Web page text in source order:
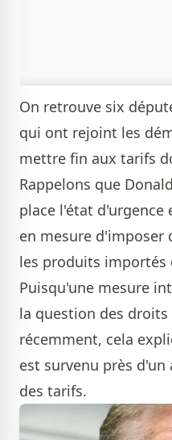
On retrouve six
qui ont rejoint les
mettre fin aux tarifs
Rappelons que
place l'état d'urgence
en mesure d'imposer
les produits importés
Puisqu'une mesure
la question des
récemment, cela
est survenu près
des tarifs.